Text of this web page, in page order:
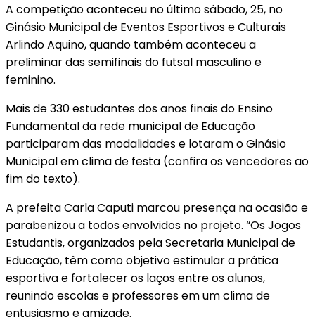
A competição aconteceu no último sábado, 25, no
Ginásio Municipal de Eventos Esportivos e Culturais
Arlindo Aquino, quando também aconteceu a
preliminar das semifinais do futsal masculino e
feminino.
Mais de 330 estudantes dos anos finais do Ensino
Fundamental da rede municipal de Educação
participaram das modalidades e lotaram o Ginásio
Municipal em clima de festa (confira os vencedores ao
fim do texto).
A prefeita Carla Caputi marcou presença na ocasião e
parabenizou a todos envolvidos no projeto. “Os Jogos
Estudantis, organizados pela Secretaria Municipal de
Educação, têm como objetivo estimular a prática
esportiva e fortalecer os laços entre os alunos,
reunindo escolas e professores em um clima de
entusiasmo e amizade.